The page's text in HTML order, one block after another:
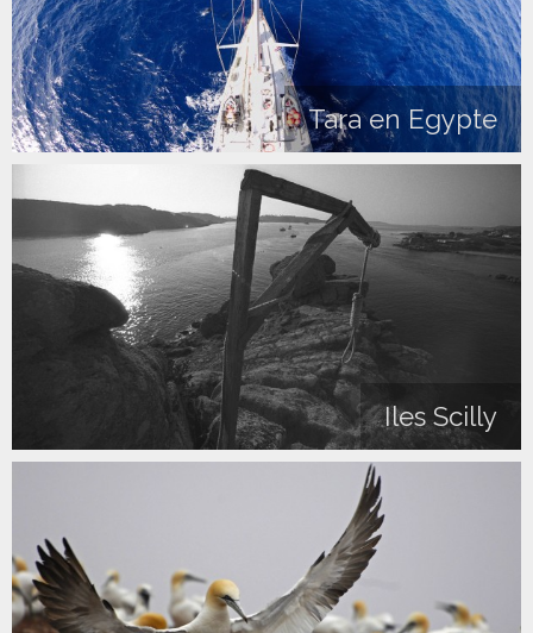
Tara en Egypte
Iles Scilly